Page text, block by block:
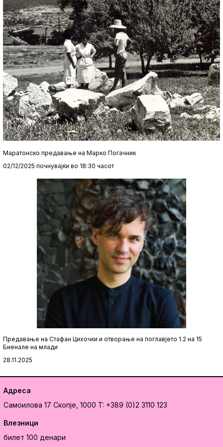
Маратонско предавање на Марко Погачник
02/12/2025 почнувајќи во 18:30 часот
Предавање на Стафан Цихочки и отворање на поглавјето 1.2 на 15
Биенале на млади
28.11.2025
Адреса
Самоилова 17 Скопје, 1000 T: +389 (0)2 3110 123
Влезници
билет 100 денари